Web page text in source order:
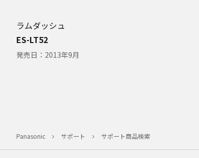
ラムダッシュ
ES-LT52
発売日： 2013年9月
Panasonic サポート サポート商品検索